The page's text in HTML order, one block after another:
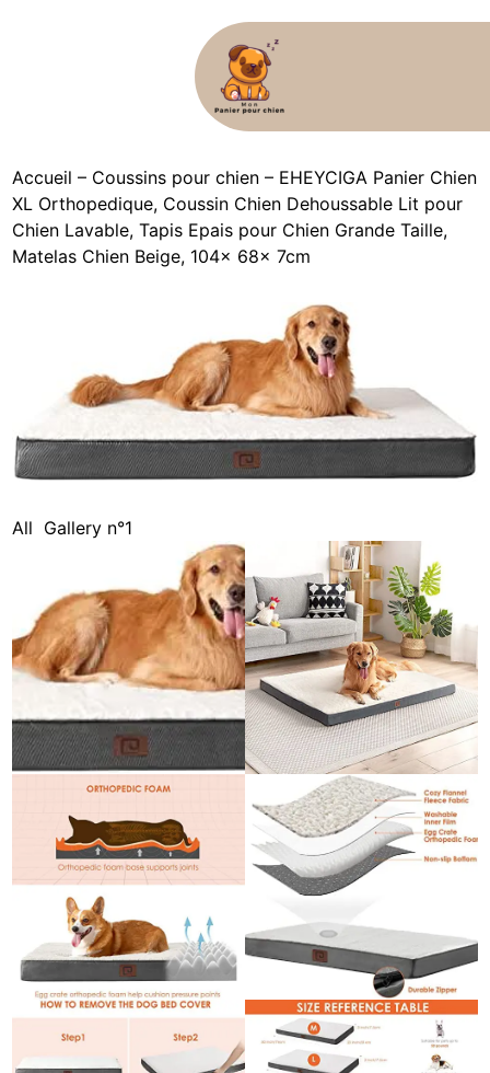
Accueil – Coussins pour chien – EHEYCIGA Panier Chien
XL Orthopedique, Coussin Chien Dehoussable Lit pour
Chien Lavable, Tapis Epais pour Chien Grande Taille,
Matelas Chien Beige, 104x 68x 7cm
All Gallery n°1